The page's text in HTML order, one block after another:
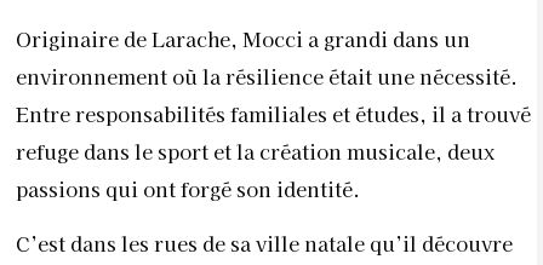
Originaire de Larache, Mocci a grandi dans un
environnement où la résilience était une nécessité.
Entre responsabilités familiales et études, il a trouvé
refuge dans le sport et la création musicale, deux
passions qui ont forgé son identité.
C’est dans les rues de sa ville natale qu’il découvre